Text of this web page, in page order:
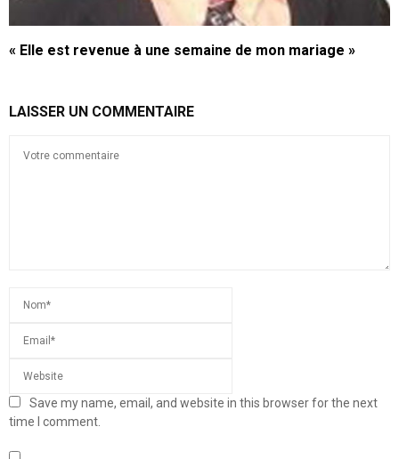
« Elle est revenue à une semaine de mon mariage »
LAISSER UN COMMENTAIRE
Save my name, email, and website in this browser for the next
time I comment.